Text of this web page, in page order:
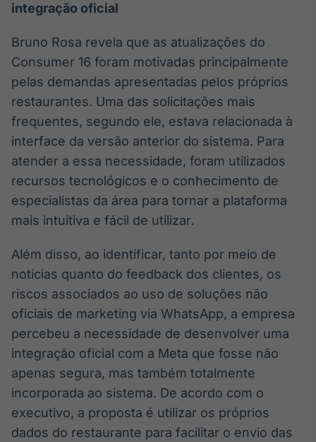
integração oficial
Bruno Rosa revela que as atualizações do
Consumer 16 foram motivadas principalmente
pelas demandas apresentadas pelos próprios
restaurantes. Uma das solicitações mais
frequentes, segundo ele, estava relacionada à
interface da versão anterior do sistema. Para
atender a essa necessidade, foram utilizados
recursos tecnológicos e o conhecimento de
especialistas da área para tornar a plataforma
mais intuitiva e fácil de utilizar.
Além disso, ao identificar, tanto por meio de
notícias quanto do feedback dos clientes, os
riscos associados ao uso de soluções não
oficiais de marketing via WhatsApp, a empresa
percebeu a necessidade de desenvolver uma
integração oficial com a Meta que fosse não
apenas segura, mas também totalmente
incorporada ao sistema. De acordo com o
executivo, a proposta é utilizar os próprios
dados do restaurante para facilitar o envio das